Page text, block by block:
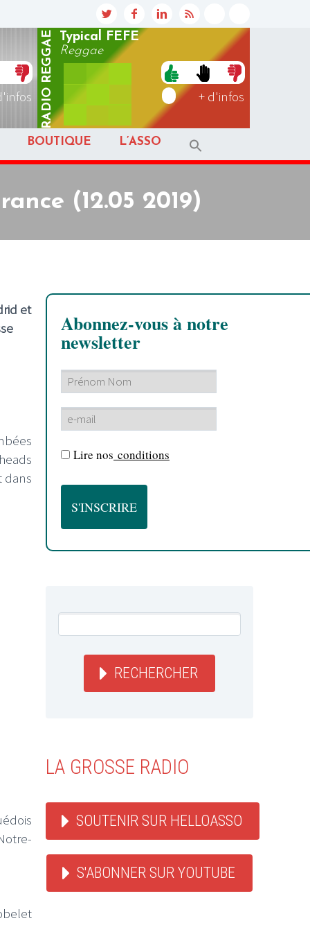
RADIO
REGGAE
Typical FEFE
Reggae
+ d'infos
BOUTIQUE L’ASSO
(12.05 2019)
et
dans
Abonnez-vous à notre
newsletter
Lire nos conditions
RECHERCHER
LA GROSSE RADIO
SOUTENIR SUR HELLOASSO
S'ABONNER SUR YOUTUBE